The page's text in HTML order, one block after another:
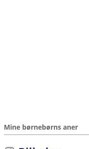
Mine børnebørns aner